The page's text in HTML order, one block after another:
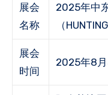
展会
名称
2025年中
（
展会
时间
2025年8